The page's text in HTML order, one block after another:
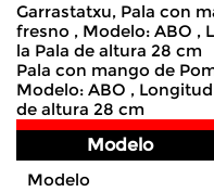
Garrastatxu, Pala con
fresno , Modelo: ABO ,
la Pala de altura 28 cm
Pala con mango de
Modelo: ABO ,
de altura 28 cm
Modelo
Modelo